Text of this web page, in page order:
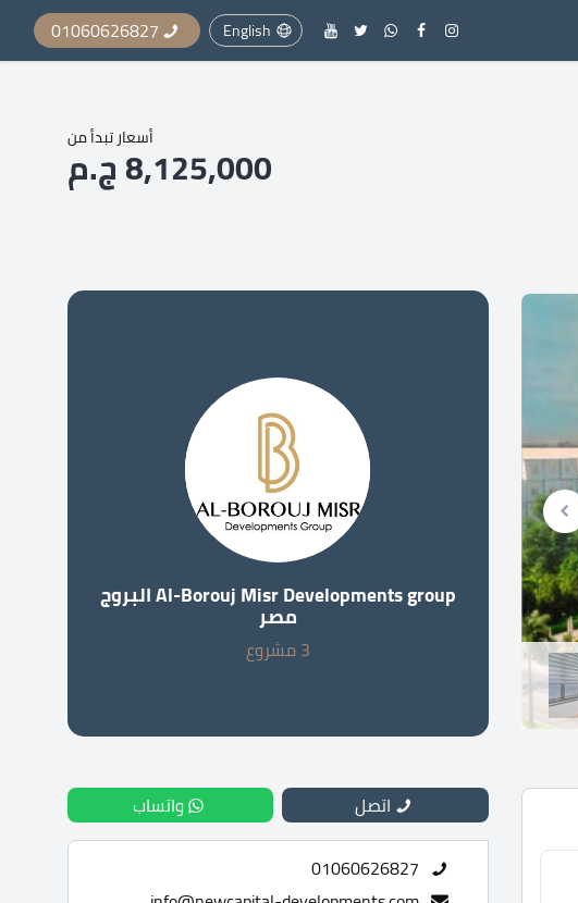
English
01060626827
أسعار تبدأ من8,125,000 ج.م
Al-Borouj Misr Developments group البروج
مصر
3 مشروع
اتصل
واتساب
01060626827